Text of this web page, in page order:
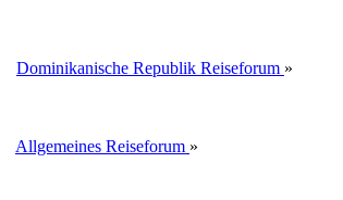
Dominikanische Republik Reiseforum »
Allgemeines Reiseforum »